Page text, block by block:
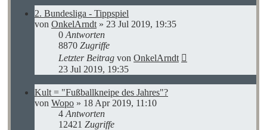
2. Bundesliga - Tippspiel
von OnkelArndt » 23 Jul 2019, 19:35
0 Antworten
8870 Zugriffe
Letzter Beitrag von OnkelArndt
23 Jul 2019, 19:35
Kult = "Fußballkneipe des Jahres"?
von Wopo » 18 Apr 2019, 11:10
4 Antworten
12421 Zugriffe